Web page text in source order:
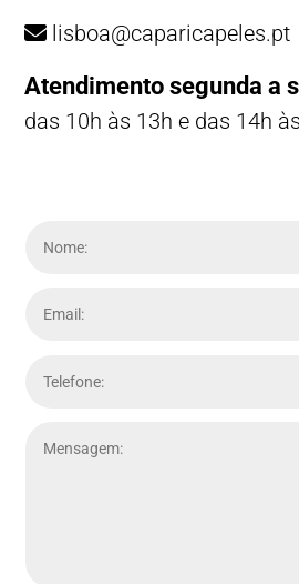
lisboa@caparicapeles.pt
Atendimento segunda a
das 10h às 13h e das 14h